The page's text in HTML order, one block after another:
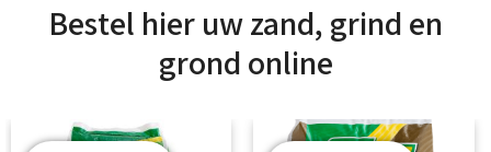
Bestel hier uw zand, grind en
grond online